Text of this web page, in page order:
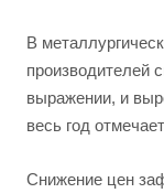
В
производителей
выражении, и
весь год
Снижение цен